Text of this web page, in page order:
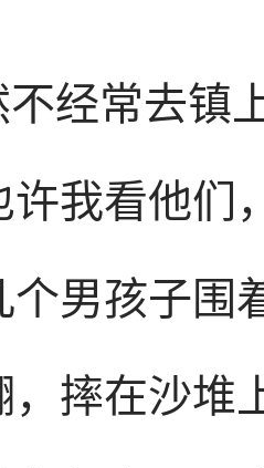
不经常去镇
许我看他们
个男孩子围
，摔在沙堆